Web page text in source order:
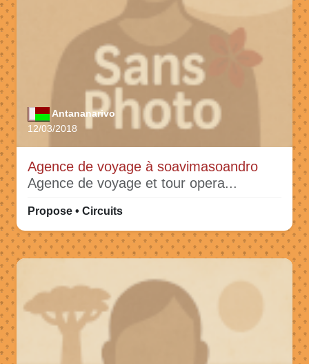
Antananarivo
12/03/2018
Agence de voyage à soavimasoandro
Agence de voyage et tour opera...
Propose • Circuits